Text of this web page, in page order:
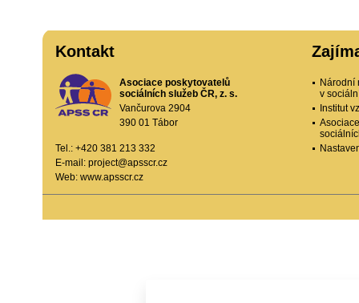
Kontakt
Asociace poskytovatelů
sociálních služeb ČR, z. s.
Vančurova 2904
390 01 Tábor
Tel.: +420 381 213 332
E-mail: project@apsscr.cz
Web: www.apsscr.cz
Národní
v
Institut